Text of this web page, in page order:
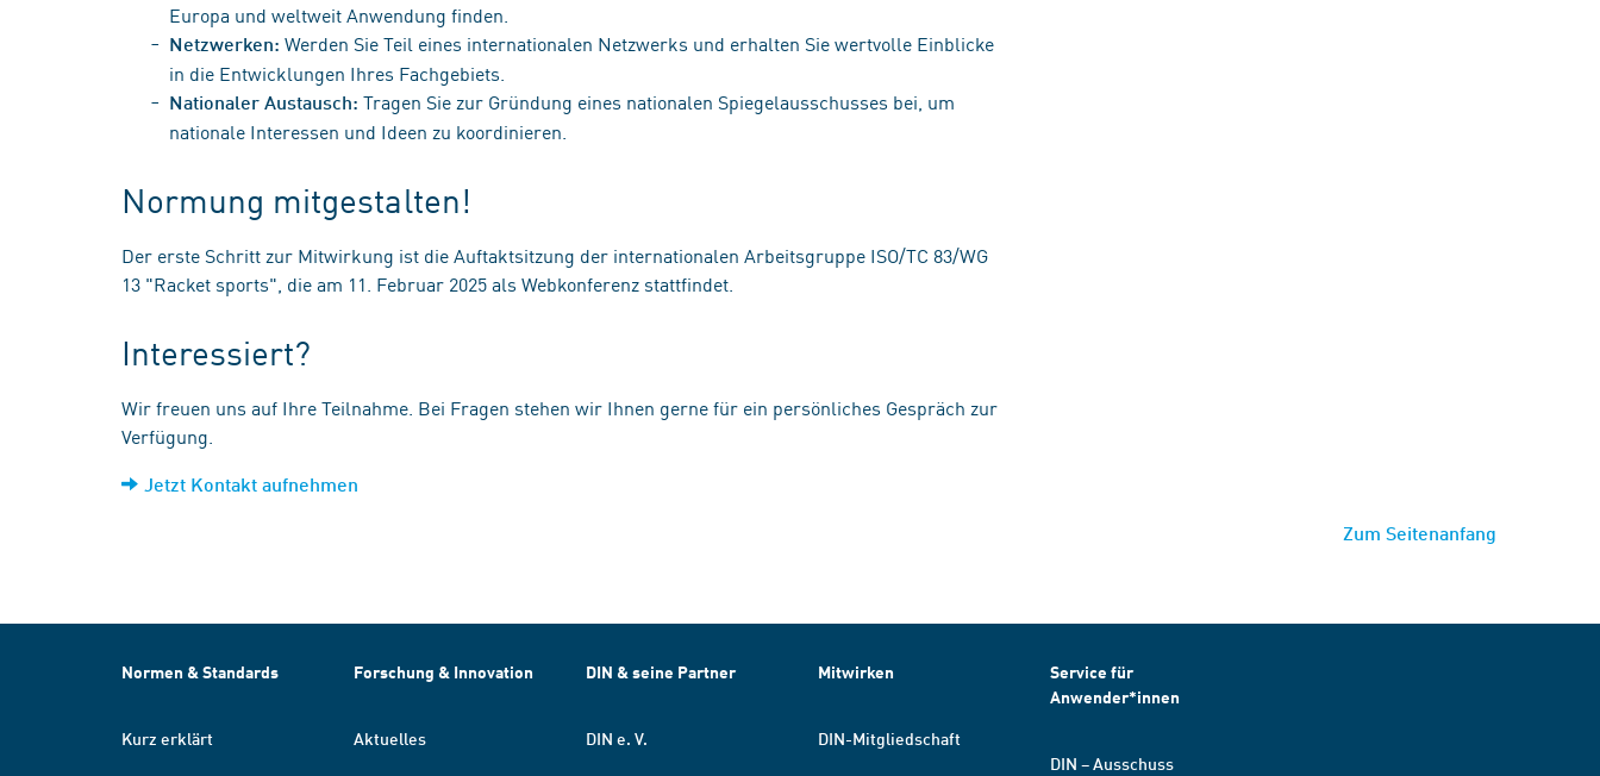
Europa und weltweit Anwendung finden.
Netzwerken: Werden Sie Teil eines internationalen Netzwerks und erhalten Sie wertvolle Einblicke
in die Entwicklungen Ihres Fachgebiets.
Nationaler Austausch: Tragen Sie zur Gründung eines nationalen Spiegelausschusses bei, um
nationale Interessen und Ideen zu koordinieren.
Normung mitgestalten!
Der erste Schritt zur Mitwirkung ist die Auftaktsitzung der internationalen Arbeitsgruppe ISO/TC 83/WG
13 "Racket sports", die am 11. Februar 2025 als Webkonferenz stattfindet.
Interessiert?
Wir freuen uns auf Ihre Teilnahme. Bei Fragen stehen wir Ihnen gerne für ein persönliches Gespräch zur
Verfügung.
Jetzt Kontakt aufnehmen
Zum Seitenanfang
Normen & Standards
Kurz erklärt
Forschung & Innovation
Aktuelles
DIN & seine Partner
DIN e. V.
Mitwirken
DIN-Mitgliedschaft
Service für
Anwender*innen
DIN – Ausschuss